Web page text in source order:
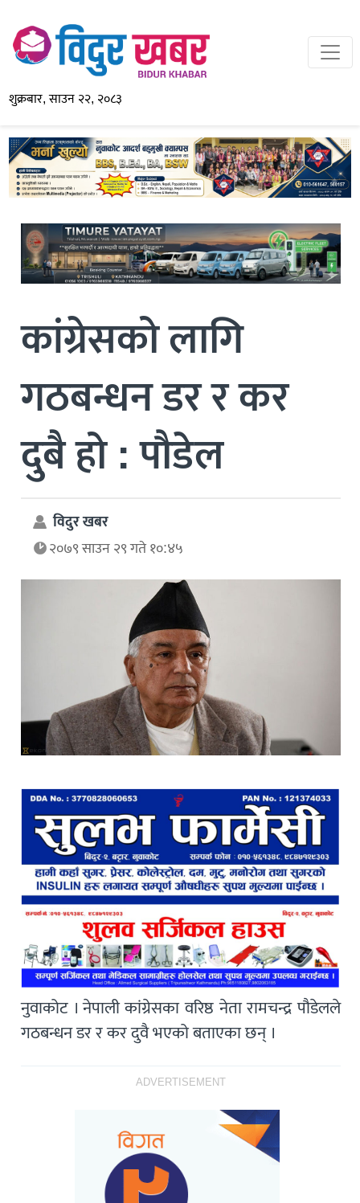
शुक्रबार, साउन २२, २०८३
कांग्रेसको लागि
गठबन्धन डर र कर
दुबै हो : पौडेल
विदुर खबर
२०७९ साउन २९ गते १०:४५
नुवाकोट । नेपाली कांग्रेसका वरिष्ठ नेता रामचन्द्र पौडेलले
गठबन्धन डर र कर दुवै भएको बताएका छन् ।
ADVERTISEMENT